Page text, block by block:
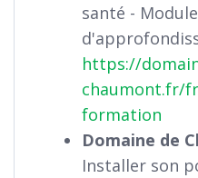
santé - Module
https://
chaumont.fr/
formation
Domaine de
Installer son